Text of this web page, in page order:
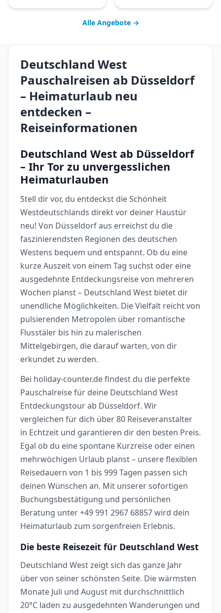
Alle Angebote →
Deutschland West
Pauschalreisen ab Düsseldorf
– Heimaturlaub neu
entdecken –
Reiseinformationen
Deutschland West ab Düsseldorf
– Ihr Tor zu unvergesslichen
Heimaturlauben
Stell dir vor, du entdeckst die Schönheit
Westdeutschlands direkt vor deiner Haustür
neu! Von Düsseldorf aus erreichst du die
faszinierendsten Regionen des deutschen
Westens bequem und entspannt. Ob du eine
kurze Auszeit von einem Tag suchst oder eine
ausgedehnte Entdeckungsreise von mehreren
Wochen planst – Deutschland West bietet dir
unendliche Möglichkeiten. Die Vielfalt reicht von
pulsierenden Metropolen über romantische
Flusstäler bis hin zu malerischen
Mittelgebirgen, die darauf warten, von dir
erkundet zu werden.
Bei holiday-counter.de findest du die perfekte
Pauschalreise für deine Deutschland West
Entdeckungstour ab Düsseldorf. Wir
vergleichen für dich über 80 Reiseveranstalter
in Echtzeit und garantieren dir den besten Preis.
Egal ob du eine spontane Kurzreise oder einen
mehrwöchigen Urlaub planst – unsere flexiblen
Reisedauern von 1 bis 999 Tagen passen sich
deinen Wünschen an. Mit unserer sofortigen
Buchungsbestätigung und persönlichen
Beratung unter +49 991 2967 68857 wird dein
Heimaturlaub zum sorgenfreien Erlebnis.
Die beste Reisezeit für Deutschland West
Deutschland West zeigt sich das ganze Jahr
über von seiner schönsten Seite. Die wärmsten
Monate Juli und August mit durchschnittlich
20°C laden zu ausgedehnten Wanderungen und